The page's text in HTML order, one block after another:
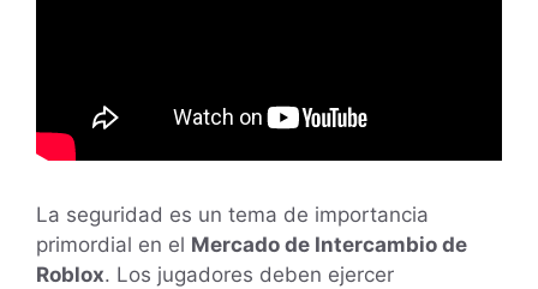
La seguridad es un tema de importancia
primordial en el Mercado de Intercambio de
Roblox. Los jugadores deben ejercer